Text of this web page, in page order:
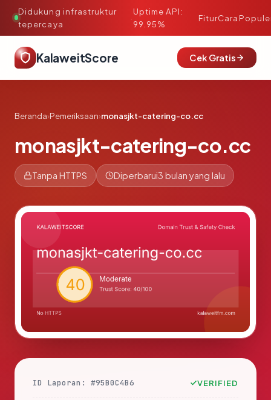
Didukung infrastruktur
tepercaya
·
Uptime API:
99.95%
FiturCara
KalaweitScore Cek Gratis
Beranda›Pemeriksaan›monasjkt-catering-co.cc
monasjkt-catering-co.cc
Tanpa HTTPS Diperbarui3 bulan yang lalu
ID Laporan: #95B0C4B6 VERIFIED